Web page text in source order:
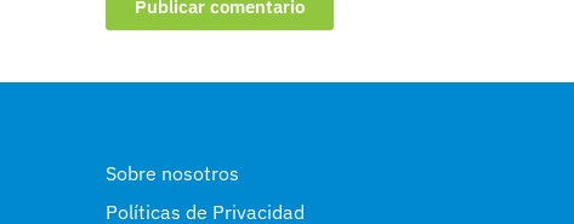
Sobre nosotros
Políticas de Privacidad